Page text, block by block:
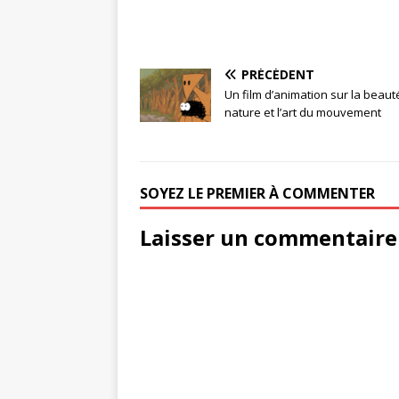
PRÉCÉDENT
Un film d’animation sur la
nature et l’art du mouvement
SOYEZ LE PREMIER À COMMENTER
Laisser un commentaire